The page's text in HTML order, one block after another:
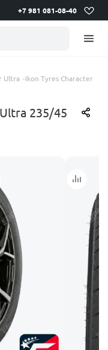
+7 981 081-08-40
Ultra -Ikon Tyres Character
235/45